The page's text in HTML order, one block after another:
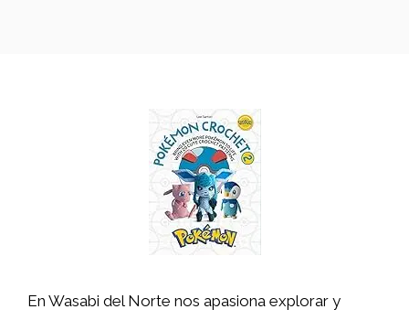
En Wasabi del Norte nos apasiona explorar y